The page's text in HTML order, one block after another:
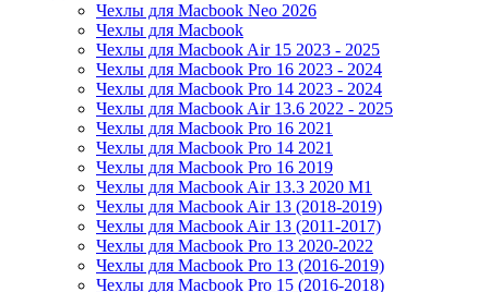
Чехлы для Macbook Neo 2026
Чехлы для Macbook
Чехлы для Macbook Air 15 2023 - 2025
Чехлы для Macbook Pro 16 2023 - 2024
Чехлы для Macbook Pro 14 2023 - 2024
Чехлы для Macbook Air 13.6 2022 - 2025
Чехлы для Macbook Pro 16 2021
Чехлы для Macbook Pro 14 2021
Чехлы для Macbook Pro 16 2019
Чехлы для Macbook Air 13.3 2020 M1
Чехлы для Macbook Air 13 (2018-2019)
Чехлы для Macbook Air 13 (2011-2017)
Чехлы для Macbook Pro 13 2020-2022
Чехлы для Macbook Pro 13 (2016-2019)
Чехлы для Macbook Pro 15 (2016-2018)